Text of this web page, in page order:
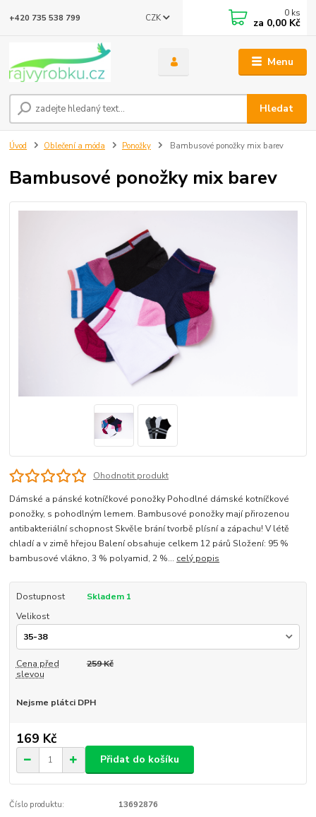
Menu
CZK
Hledat
+420 735 538 799 0 ks
za 0,00 Kč
Úvod Oblečení a móda Ponožky Bambusové ponožky mix barev
Bambusové ponožky mix barev
Ohodnotit produkt
Dámské a pánské kotníčkové ponožky Pohodlné dámské kotníčkové
ponožky, s pohodlným lemem. Bambusové ponožky mají přirozenou
antibakteriální schopnost Skvěle brání tvorbě plísní a zápachu! V létě
chladí a v zimě hřejou Balení obsahuje celkem 12 párů Složení: 95 %
bambusové vlákno, 3 % polyamid, 2 %... celý popis
Dostupnost
Skladem 1
Velikost
Cena před
slevou
259 Kč
Nejsme plátci DPH
169 Kč
Přidat do košíku
Číslo produktu: 13692876